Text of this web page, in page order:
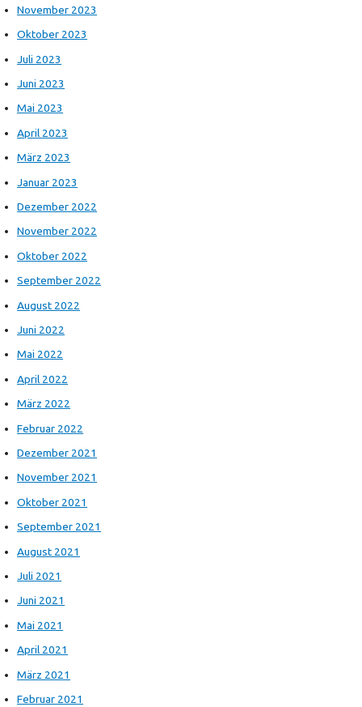
November 2023
Oktober 2023
Juli 2023
Juni 2023
Mai 2023
April 2023
März 2023
Januar 2023
Dezember 2022
November 2022
Oktober 2022
September 2022
August 2022
Juni 2022
Mai 2022
April 2022
März 2022
Februar 2022
Dezember 2021
November 2021
Oktober 2021
September 2021
August 2021
Juli 2021
Juni 2021
Mai 2021
April 2021
März 2021
Februar 2021